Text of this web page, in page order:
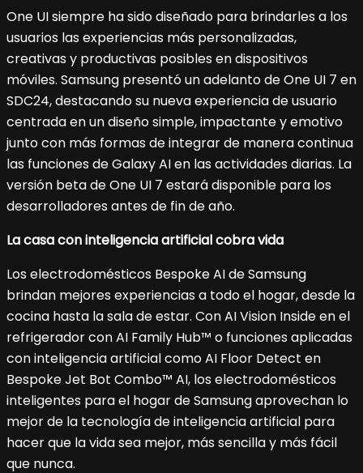
One UI siempre ha sido diseñado para brindarles a los
usuarios las experiencias más personalizadas,
creativas y productivas posibles en dispositivos
móviles. Samsung presentó un adelanto de One UI 7 en
SDC24, destacando su nueva experiencia de usuario
centrada en un diseño simple, impactante y emotivo
junto con más formas de integrar de manera continua
las funciones de Galaxy AI en las actividades diarias. La
versión beta de One UI 7 estará disponible para los
desarrolladores antes de fin de año.
La casa con inteligencia artificial cobra vida
Los electrodomésticos Bespoke AI de Samsung
brindan mejores experiencias a todo el hogar, desde la
cocina hasta la sala de estar. Con AI Vision Inside en el
refrigerador con AI Family Hub™ o funciones aplicadas
con inteligencia artificial como AI Floor Detect en
Bespoke Jet Bot Combo™ AI, los electrodomésticos
inteligentes para el hogar de Samsung aprovechan lo
mejor de la tecnología de inteligencia artificial para
hacer que la vida sea mejor, más sencilla y más fácil
que nunca.